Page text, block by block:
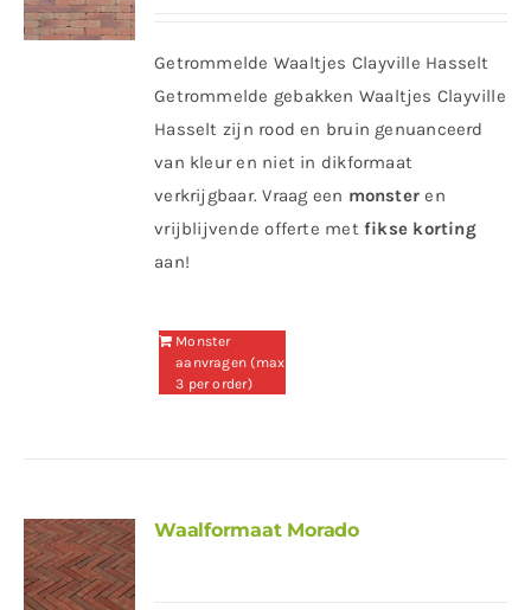
Getrommelde Waaltjes Clayville Hasselt
Getrommelde gebakken Waaltjes Clayville
Hasselt zijn rood en bruin genuanceerd
van kleur en niet in dikformaat
verkrijgbaar. Vraag een monsteren
vrijblijvende offerte met fikse korting
aan!
Monster
aanvragen (max
3 per order)
Waalformaat Morado